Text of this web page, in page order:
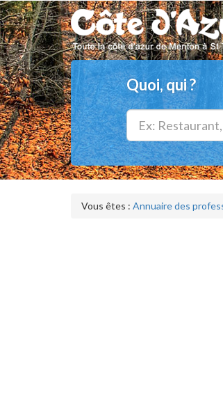
Quoi, qui ?
Vous êtes : Annuaire des